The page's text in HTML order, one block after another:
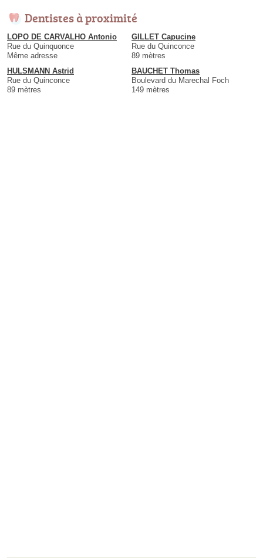
Dentistes à proximité
LOPO DE CARVALHO Antonio
Rue du Quinquonce
Même adresse
GILLET Capucine
Rue du Quinconce
89 mètres
HULSMANN Astrid
Rue du Quinconce
89 mètres
BAUCHET Thomas
Boulevard du Marechal Foch
149 mètres